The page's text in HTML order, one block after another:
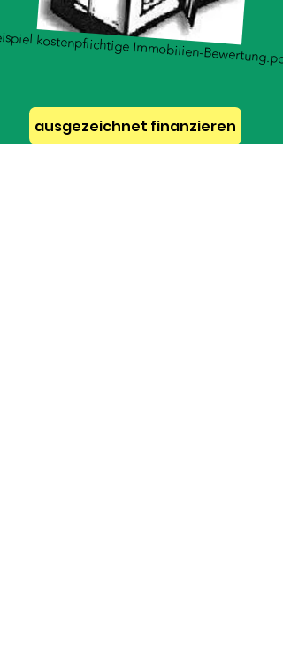
kostenpflichtige Immobilien-Bewertung.pdf
ausgezeichnet finanzieren